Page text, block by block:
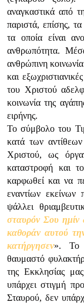
αναγκαστικά από
παριστά, επίσης,
τα οποία είναι
ανθρωπότητα.
ανθρώπινη κοινωνία
και
του Χριστού
κοινωνία της
ειρήνης.
Το σύμβολο του
κατά των
Χριστού, ως
καταστροφή και
καρφωθεί και να
εναντίων
ψάλλει
σταυρόν Σου ημίν
καθοράν αυτού
κατήργησεν». Το
θαυμαστό
της Εκκλησίας
υπάρχει στιγμή
Σταυρού, δεν